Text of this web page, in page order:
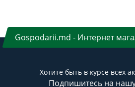
Gospodarii.md - Интернет
Хотите быть в курсе всех
Подпишитесь на